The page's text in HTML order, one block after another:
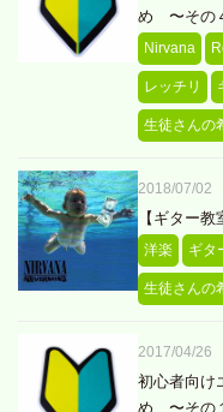
め 〜その
Nirvana
レッチリ
生徒さんの
2018/07/02
【ギター教
洋楽 ギタ
生徒さんの
2017/04/26
初心者向け
め 〜その